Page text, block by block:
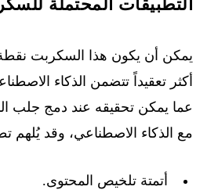
التطبيقات المحتملة
يمكن أن يكون هذا السكربت
أكثر تعقيداً تتضمن الذكاء
عما يمكن تحقيقه عند دمج جلب
مع الذكاء الاصطناعي، وقد يُلهم
أتمتة تلخيص المحتوى.